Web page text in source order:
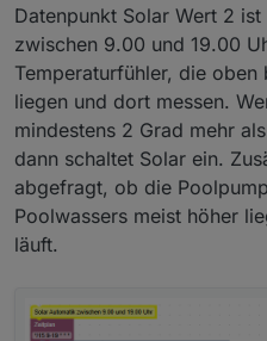
Datenpunkt Solar Wert 2
zwischen 9.00 und 19.00
Temperaturfühler, die
liegen und dort messen.
mindestens 2 Grad mehr
dann schaltet Solar ein.
abgefragt, ob die
Poolwassers meist höher
läuft.